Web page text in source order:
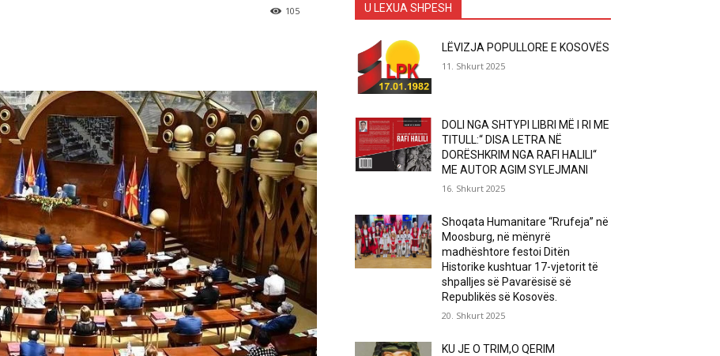
105 U LEXUA SHPESH
LËVIZJA POPULLORE E KOSOVËS
11. Shkurt 2025
DOLI NGA SHTYPI LIBRI MË I RI ME
TITULL:“ DISA LETRA NË
DORËSHKRIM NGA RAFI HALILI“
ME AUTOR AGIM SYLEJMANI
16. Shkurt 2025
Shoqata Humanitare “Rrufeja” në
Moosburg, në mënyrë
madhështore festoi Ditën
Historike kushtuar 17-vjetorit të
shpalljes së Pavarësisë së
Republikës së Kosovës.
20. Shkurt 2025
KU JE O TRIM,O QERIM